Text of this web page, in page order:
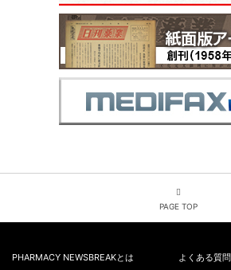
PAGE TOP
PHARMACY NEWSBREAKとは
よくある質問